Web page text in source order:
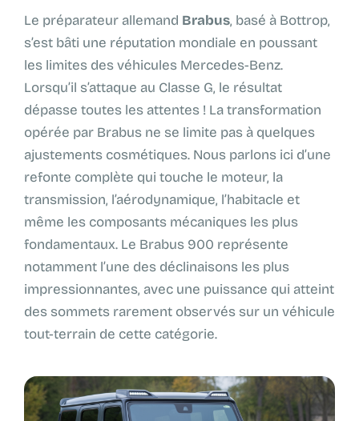
Le préparateur allemand Brabus, basé à Bottrop,
s’est bâti une réputation mondiale en poussant
les limites des véhicules Mercedes-Benz.
Lorsqu’il s’attaque au Classe G, le résultat
dépasse toutes les attentes ! La transformation
opérée par Brabus ne se limite pas à quelques
ajustements cosmétiques. Nous parlons ici d’une
refonte complète qui touche le moteur, la
transmission, l’aérodynamique, l’habitacle et
même les composants mécaniques les plus
fondamentaux. Le Brabus 900 représente
notamment l’une des déclinaisons les plus
impressionnantes, avec une puissance qui atteint
des sommets rarement observés sur un véhicule
tout-terrain de cette catégorie.